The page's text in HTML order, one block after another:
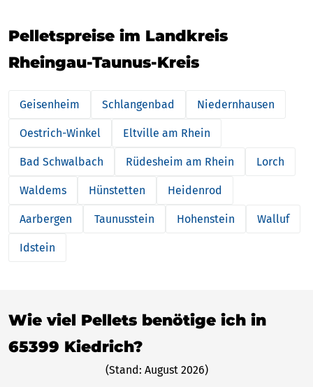
Pelletspreise im Landkreis
Rheingau-Taunus-Kreis
Geisenheim Schlangenbad Niedernhausen
Oestrich-Winkel Eltville am Rhein
Bad Schwalbach Rüdesheim am Rhein Lorch
Waldems Hünstetten Heidenrod
Aarbergen Taunusstein Hohenstein Walluf
Idstein
Wie viel Pellets benötige ich in
65399 Kiedrich?
(Stand: August 2026)